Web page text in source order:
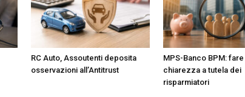
RC Auto, Assoutenti deposita
osservazioni all’Antitrust
MPS-Banco BPM: fare
chiarezza a tutela dei
risparmiatori